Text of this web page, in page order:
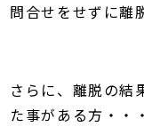
問合せをせずに離
さらに、離脱の結
た事がある方・・